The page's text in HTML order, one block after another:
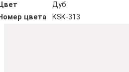
Дуб
цвета
KSK-313